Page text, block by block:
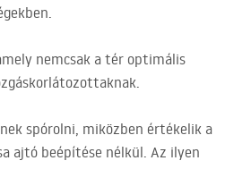
nemcsak a tér optimális
spórolni, miközben értékelik a
ajtó beépítése nélkül. Az ilyen